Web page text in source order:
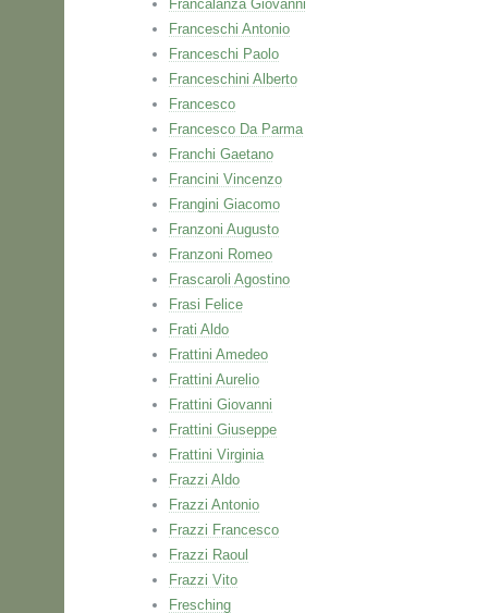
Francalanza Giovanni
Franceschi Antonio
Franceschi Paolo
Franceschini Alberto
Francesco
Francesco Da Parma
Franchi Gaetano
Francini Vincenzo
Frangini Giacomo
Franzoni Augusto
Franzoni Romeo
Frascaroli Agostino
Frasi Felice
Frati Aldo
Frattini Amedeo
Frattini Aurelio
Frattini Giovanni
Frattini Giuseppe
Frattini Virginia
Frazzi Aldo
Frazzi Antonio
Frazzi Francesco
Frazzi Raoul
Frazzi Vito
Fresching